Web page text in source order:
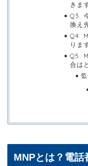
きま
Q3.
換え
Q4.
りま
Q5.
合は
MNPとは？電話